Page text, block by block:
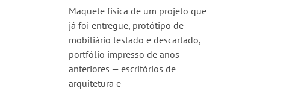
Maquete física de um projeto que
já foi entregue, protótipo de
mobiliário testado e descartado,
portfólio impresso de anos
anteriores — escritórios de
arquitetura e